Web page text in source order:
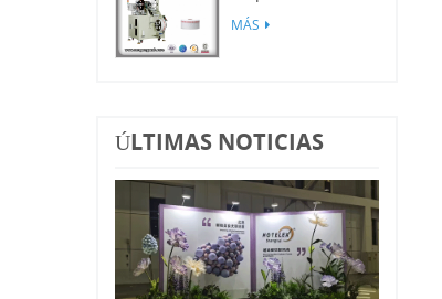
película c25
MÁS
ÚLTIMAS NOTICIAS